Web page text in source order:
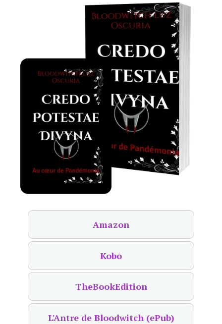
Amazon
Kobo
TheBookEdition
L'Antre de Bloodwitch (ePub)